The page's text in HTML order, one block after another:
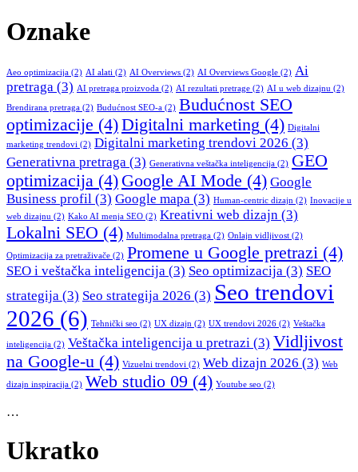
Oznake
Aeo optimizacija (2) AI alati (2) AI Overviews (2) AI Overviews Google (2) Ai
pretraga (3) AI pretraga proizvoda (2) AI rezultati pretrage (2) AI u web dizajnu (2)
Brendirana pretraga (2) Budućnost SEO-a (2) Budućnost SEO
optimizacije (4)Digitalni marketing (4) Digitalni
marketing trendovi (2) Digitalni marketing trendovi 2026 (3)
Generativna pretraga (3) Generativna veštačka inteligencija (2) GEO
optimizacija (4) Google AI Mode (4) Google
Business profil (3) Google mapa (3) Human-centric dizajn (2) Inovacije u
web dizajnu (2) Kako AI menja SEO (2) Kreativni web dizajn (3)
Lokalni SEO (4) Multimodalna pretraga (2) Onlajn vidljivost (2)
Optimizacija za pretraživače (2) Promene u Google pretrazi (4)
SEO i veštačka inteligencija (3) Seo optimizacija (3) SEO
strategija (3) Seo strategija 2026 (3) Seo trendovi
2026 (6) Tehnički seo (2) UX dizajn (2) UX trendovi 2026 (2) Veštačka
inteligencija (2) Veštačka inteligencija u pretrazi (3) Vidljivost
na Google-u (4) Vizuelni trendovi (2) Web dizajn 2026 (3) Web
dizajn inspiracija (2) Web studio 09 (4) Youtube seo (2)
…
Ukratko